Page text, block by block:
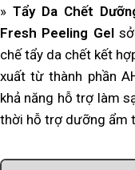
» Tẩy Da Chết
Fresh Peeling Gel
chế tẩy da chết kết
xuất từ thành phần
khả năng hỗ trợ làm
thời hỗ trợ dưỡng ẩm